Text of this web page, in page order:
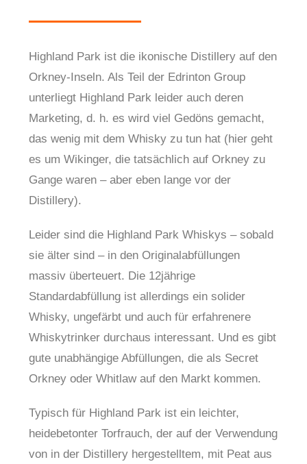
Highland Park ist die ikonische Distillery auf den
Orkney-Inseln. Als Teil der Edrinton Group
unterliegt Highland Park leider auch deren
Marketing, d. h. es wird viel Gedöns gemacht,
das wenig mit dem Whisky zu tun hat (hier geht
es um Wikinger, die tatsächlich auf Orkney zu
Gange waren – aber eben lange vor der
Distillery).
Leider sind die Highland Park Whiskys – sobald
sie älter sind – in den Originalabfüllungen
massiv überteuert. Die 12jährige
Standardabfüllung ist allerdings ein solider
Whisky, ungefärbt und auch für erfahrenere
Whiskytrinker durchaus interessant. Und es gibt
gute unabhängige Abfüllungen, die als Secret
Orkney oder Whitlaw auf den Markt kommen.
Typisch für Highland Park ist ein leichter,
heidebetonter Torfrauch, der auf der Verwendung
von in der Distillery hergestelltem, mit Peat aus